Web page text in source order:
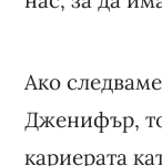
Ако
Дженифър,
кариерата